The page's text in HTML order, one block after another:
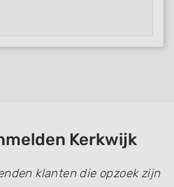
Kerkwijk
klanten die opzoek zijn